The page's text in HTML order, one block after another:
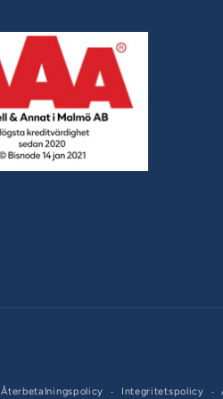
Återbetalningspolicy Integritetspolicy